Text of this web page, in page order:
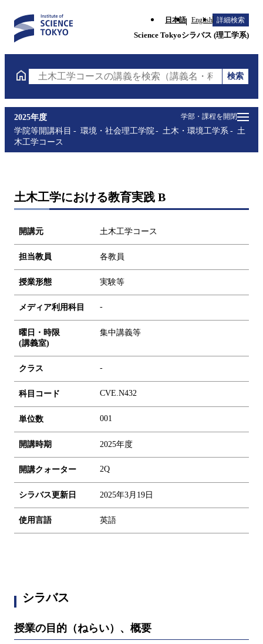
日本語 English 詳細検索
Science Tokyoシラバス (理工学系)
土木工学コースの講義を検索（講義名・科目コード・
検索
学部・課程を開閉
2025年度
学院等開講科目
環境・社会理工学院 土木・環境工学系
土
木工学コース
土木工学における教育実践 B
開講元 土木工学コース
担当教員 各教員
授業形態 実験等
メディア利用科目 -
曜日・時限
(講義室)
集中講義等
クラス -
科目コード CVE.N432
単位数 001
開講時期 2025年度
開講クォーター 2Q
シラバス更新日 2025年3月19日
使用言語 英語
シラバス
授業の目的（ねらい）、概要